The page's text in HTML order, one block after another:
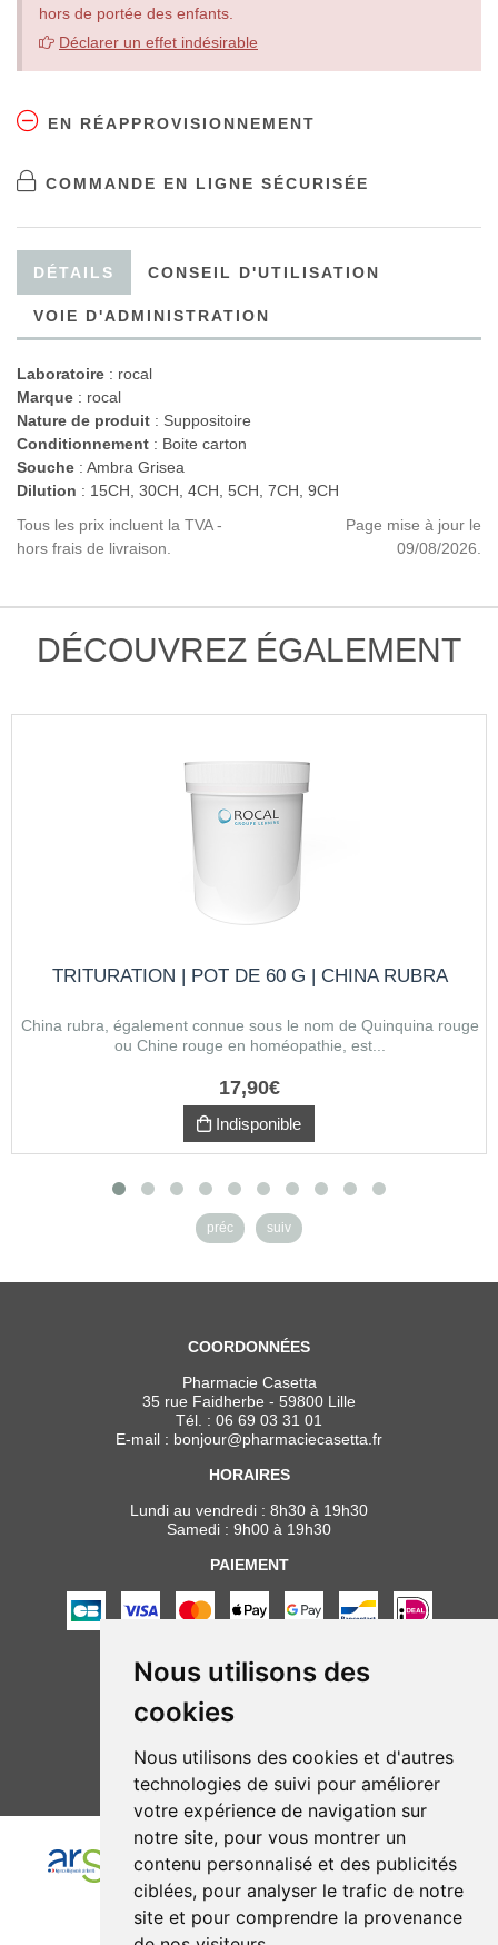
Nous utilisons des
cookies
Nous utilisons des cookies et d'autres
technologies de suivi pour améliorer
votre expérience de navigation sur
notre site, pour vous montrer un
contenu personnalisé et des publicités
ciblées, pour analyser le trafic de notre
site et pour comprendre la provenance
hors de portée des enfants.
Déclarer un effet indésirable
EN RÉAPPROVISIONNEMENT
COMMANDE EN LIGNE SÉCURISÉE
DÉTAILS CONSEIL D'UTILISATION
VOIE D'ADMINISTRATION
Laboratoire : rocal
Marque : rocal
Nature de produit : Suppositoire
Conditionnement : Boite carton
Souche : Ambra Grisea
Dilution : 15CH, 30CH, 4CH, 5CH, 7CH, 9CH
Tous les prix incluent la TVA -
hors frais de livraison.
Page mise à jour le
09/08/2026.
DÉCOUVREZ ÉGALEMENT
TRITURATION | POT DE 60 G | CHINA RUBRA
China rubra, également connue sous le nom de Quinquina rouge
ou Chine rouge en homéopathie, est...
17,90€
Indisponible
préc suiv
COORDONNÉES
Pharmacie Casetta
35 rue Faidherbe - 59800 Lille
Tél. : 06 69 03 31 01
E-mail : bonjour@pharmaciecasetta.fr
HORAIRES
Lundi au vendredi : 8h30 à 19h30
Samedi : 9h00 à 19h30
PAIEMENT
NOUS SUIVRE